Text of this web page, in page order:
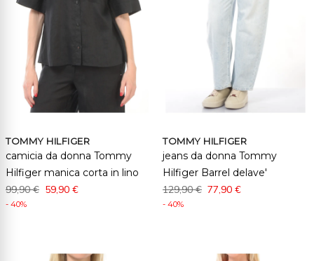
TOMMY HILFIGER
camicia da donna Tommy
Hilfiger manica corta in lino
99,90 € 59,90 €
- 40%
TOMMY HILFIGER
jeans da donna Tommy
Hilfiger Barrel delave'
129,90 € 77,90 €
- 40%